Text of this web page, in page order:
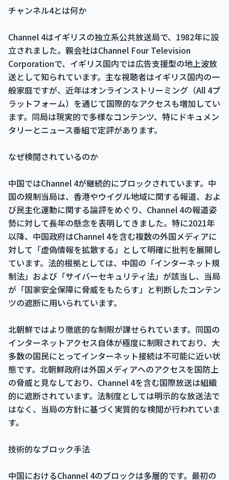
チャンネル4とは何か
Channel 4はイギリスの独立系公共放送局で、1982年に設
立されました。親会社はChannel Four Television
Corporationで、イギリス国内では広告支援型の地上波放
送として知られています。主な視聴者はイギリス国内の一
般家庭ですが、近年はオンラインストリーミング（All 4プ
ラットフォーム）を通じて国際的なアクセスも増加してい
ます。同局は現実的で多様なコンテンツ、特にドキュメン
タリーとニュース番組で定評があります。
なぜ検閲されているのか
中国ではChannel 4が継続的にブロックされています。中
国の規制当局は、香港やウイグル地域に関する報道、およ
び民主化運動に関する論評をめぐり、Channel 4の報道姿
勢に対して長年の懸念を表明してきました。特に2021年
以降、中国政府はChannel 4を含む複数の外国メディアに
対して「虚偽情報を拡散する」として明確に批判を展開し
ています。法的根拠としては、中国の「インターネット規
制法」および「サイバーセキュリティ法」が該当し、当局
が「国家安全保障に脅威をもたらす」と判断したコンテン
ツの遮断に用いられています。
北朝鮮ではより徹底的な制限が課せられています。同国の
インターネットアクセス自体が極度に制限されており、大
多数の国民にとってインターネット接続は不可能に近い状
態です。北朝鮮政府は外国メディアへのアクセスを国防上
の脅威と見なしており、Channel 4を含む国際放送は組織
的に遮断されています。法制度としては明示的な放送法で
はなく、当局の方針に基づく実質的な検閲が行われていま
す。
技術的なブロック手法
中国におけるChannel 4のブロックは多層的です。最初の